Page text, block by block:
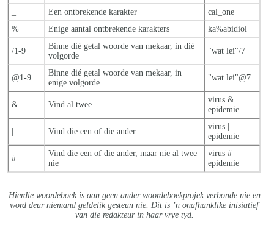
Een ontbrekende karakter
cal_one
%
Enige aantal ontbrekende karakters ka%abidiol
/1-9
Binne dié getal woorde van mekaar, in dié
volgorde
"wat lei"/7
@1-9
Binne dié getal woorde van mekaar, in
enige volgorde
"wat lei"@7
& Vind al twee
virus &
epidemie
Vind die een of die ander
virus |
epidemie
#
Vind die een of die ander, maar nie al twee
nie
virus #
epidemie
Hierdie woordeboek is aan geen ander woordeboekprojek verbonde nie en
word deur niemand geldelik gesteun nie. Dit is ’n onafhanklike inisiatief
van die redakteur in haar vrye tyd.